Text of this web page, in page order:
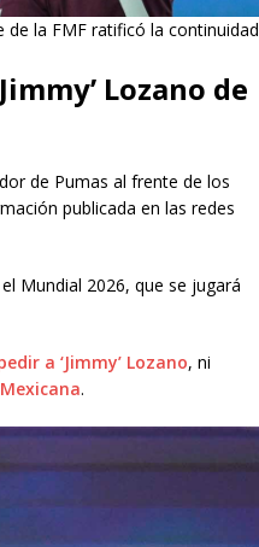
de la FMF ratificó la continuidad
Lozano de
de Pumas al frente de los
publicada en las redes
Mundial 2026, que se jugará
a ‘Jimmy’ Lozano, ni
.